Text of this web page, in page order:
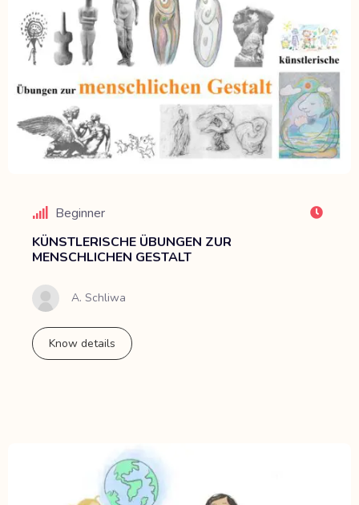
Beginner
KÜNSTLERISCHE ÜBUNGEN ZUR
MENSCHLICHEN GESTALT
A. Schliwa
Know details